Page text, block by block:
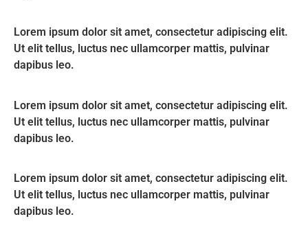
Lorem ipsum dolor sit amet, consectetur adipiscing elit.
Ut elit tellus, luctus nec ullamcorper mattis, pulvinar
dapibus leo.
Lorem ipsum dolor sit amet, consectetur adipiscing elit.
Ut elit tellus, luctus nec ullamcorper mattis, pulvinar
dapibus leo.
Lorem ipsum dolor sit amet, consectetur adipiscing elit.
Ut elit tellus, luctus nec ullamcorper mattis, pulvinar
dapibus leo.